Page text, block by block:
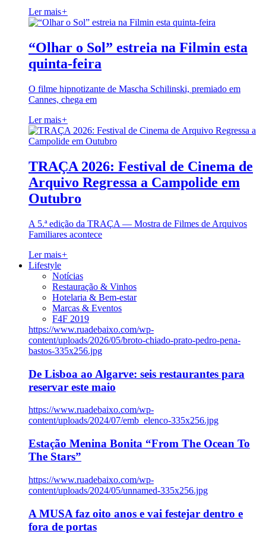
Ler mais+
“Olhar o Sol” estreia na Filmin esta
quinta-feira
O filme hipnotizante de Mascha Schilinski, premiado em
Cannes, chega em
Ler mais+
TRAÇA 2026: Festival de Cinema de
Arquivo Regressa a Campolide em
Outubro
A 5.ª edição da TRAÇA — Mostra de Filmes de Arquivos
Familiares acontece
Ler mais+
Lifestyle
Notícias
Restauração & Vinhos
Hotelaria & Bem-estar
Marcas & Eventos
F4F 2019
https://www.ruadebaixo.com/wp-
content/uploads/2026/05/broto-chiado-prato-pedro-pena-
bastos-335x256.jpg
De Lisboa ao Algarve: seis restaurantes para
reservar este maio
https://www.ruadebaixo.com/wp-
content/uploads/2024/07/emb_elenco-335x256.jpg
Estação Menina Bonita “From The Ocean To
The Stars”
https://www.ruadebaixo.com/wp-
content/uploads/2024/05/unnamed-335x256.jpg
A MUSA faz oito anos e vai festejar dentro e
fora de portas